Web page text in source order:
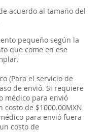
acuerdo al tamaño del
pequeño según la
que come en ese
(Para el servicio de
de envió. Si requiere
médico para envió
costo de $1000.00MXN
para envió fuera
costo de